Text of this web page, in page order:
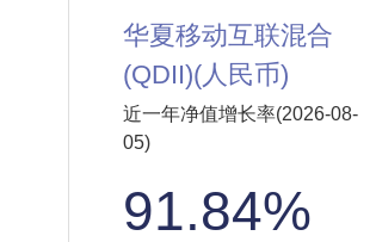
华夏移动互联混合
(QDII)(人民币)
近一年净值增长率(2026-08-
05)
91.84%